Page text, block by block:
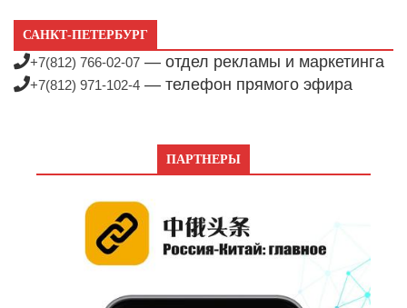
САНКТ-ПЕТЕРБУРГ
+7(812) 766-02-07 — отдел рекламы и маркетинга
+7(812) 971-102-4 — телефон прямого эфира
ПАРТНЕРЫ